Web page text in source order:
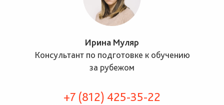
Ирина Муляр
Консультант по подготовке к обучению
за рубежом
+7 (812) 425-35-22